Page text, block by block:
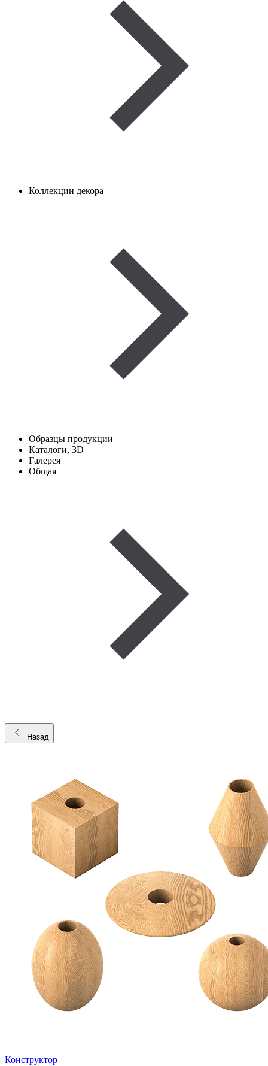
Коллекции декора
Образцы продукции
Каталоги, 3D
Галерея
Общая
Назад
Конструктор